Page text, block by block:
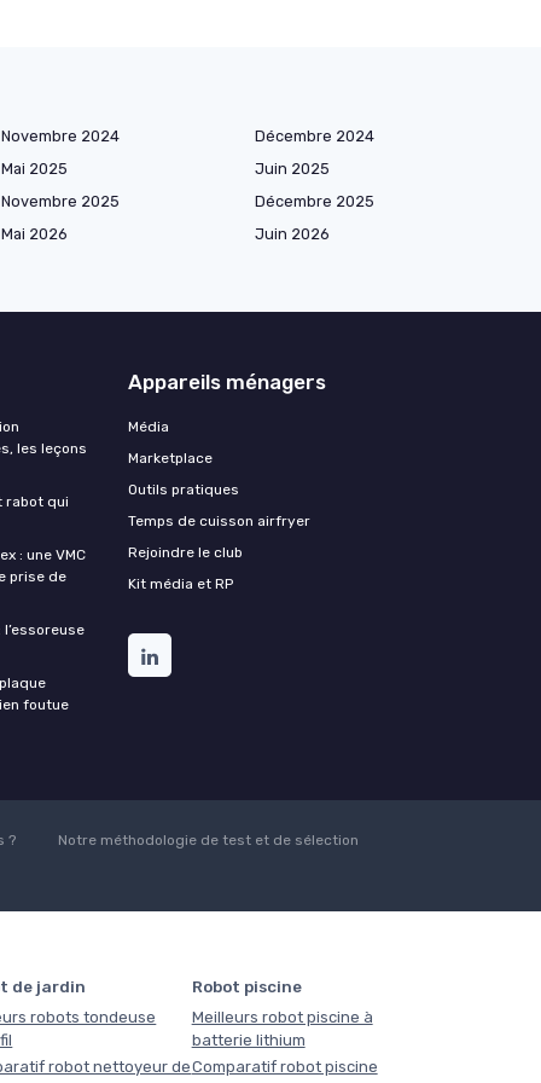
Novembre 2024
Décembre 2024
Mai 2025
Juin 2025
Novembre 2025
Décembre 2025
Mai 2026
Juin 2026
les leçons
rabot qui
: une VMC
prise de
l’essoreuse
foutue
Appareils ménagers
Média
Marketplace
Outils pratiques
Temps de cuisson airfryer
Rejoindre le club
Kit média et RP
?
Notre méthodologie de test et de sélection
de jardin
robots tondeuse
robot nettoyeur de
Robot piscine
Meilleurs robot piscine à
batterie lithium
Comparatif robot piscine